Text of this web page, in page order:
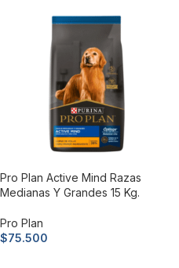
Pro Plan Active Mind Razas
Medianas Y Grandes 15 Kg.
Pro Plan
$75.500